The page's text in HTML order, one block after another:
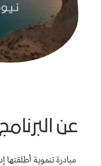
عن البرنامج
مبادرة تنموية أطلقتها